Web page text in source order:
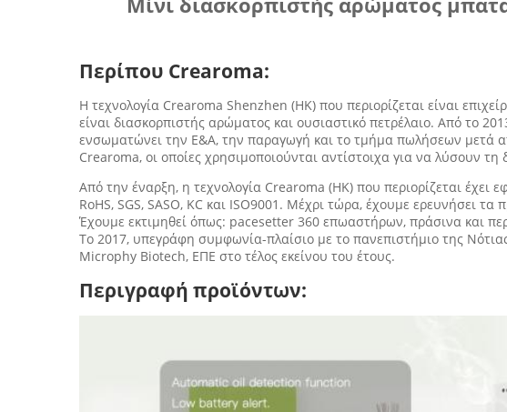
Περίπου Crearoma:
Η τεχνολογία Crearoma Shenzhen (HK) που περιορίζεται είναι
είναι διασκορπιστής αρώματος και ουσιαστικό πετρέλαιο. Από το
ενσωματώνει την Ε&Α, την παραγωγή και το τμήμα πωλήσεων
Crearoma, οι οποίες χρησιμοποιούνται αντίστοιχα για να λύσουν
Από την έναρξη, η τεχνολογία Crearoma (HK) που περιορίζεται έχει
RoHS, SGS, SASO, KC και ISO9001. Μέχρι τώρα, έχουμε ερευνήσει
Έχουμε εκτιμηθεί όπως: pacesetter 360 επωαστήρων, πράσινα και
Το 2017, υπεγράφη συμφωνία-πλαίσιο με το πανεπιστήμιο της
Microphy Biotech, ΕΠΕ στο τέλος εκείνου του έτους.
Περιγραφή προϊόντων: